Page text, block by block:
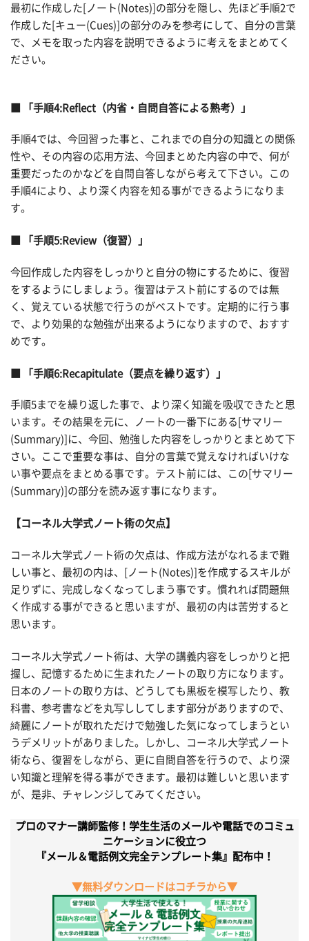
最初に作成した[ノート(Notes)]の部分を隠し、先ほど手順2で
作成した[キュー(Cues)]の部分のみを参考にして、自分の言葉
で、メモを取った内容を説明できるように考えをまとめてく
ださい。
■ 「手順4:Reflect（内省・自問自答による熟考）」
手順4では、今回習った事と、これまでの自分の知識との関係
性や、その内容の応用方法、今回まとめた内容の中で、何が
重要だったのかなどを自問自答しながら考えて下さい。この
手順4により、より深く内容を知る事ができるようになりま
す。
■ 「手順5:Review（復習）」
今回作成した内容をしっかりと自分の物にするために、復習
をするようにしましょう。復習はテスト前にするのでは無
く、覚えている状態で行うのがベストです。定期的に行う事
で、より効果的な勉強が出来るようになりますので、おすす
めです。
■ 「手順6:Recapitulate（要点を繰り返す）」
手順5までを繰り返した事で、より深く知識を吸収できたと思
います。その結果を元に、ノートの一番下にある[サマリー
(Summary)]に、今回、勉強した内容をしっかりとまとめて下
さい。ここで重要な事は、自分の言葉で覚えなければいけな
い事や要点をまとめる事です。テスト前には、この[サマリー
(Summary)]の部分を読み返す事になります。
【コーネル大学式ノート術の欠点】
コーネル大学式ノート術の欠点は、作成方法がなれるまで難
しい事と、最初の内は、[ノート(Notes)]を作成するスキルが
足りずに、完成しなくなってしまう事です。慣れれば問題無
く作成する事ができると思いますが、最初の内は苦労すると
思います。
コーネル大学式ノート術は、大学の講義内容をしっかりと把
握し、記憶するために生まれたノートの取り方になります。
日本のノートの取り方は、どうしても黒板を模写したり、教
科書、参考書などを丸写ししてします部分がありますので、
綺麗にノートが取れただけで勉強した気になってしまうとい
うデメリットがありました。しかし、コーネル大学式ノート
術なら、復習をしながら、更に自問自答を行うので、より深
い知識と理解を得る事ができます。最初は難しいと思います
が、是非、チャレンジしてみてください。
プロのマナー講師監修！学生生活のメールや電話でのコミュ
ニケーションに役立つ
『メール＆電話例文完全テンプレート集』配布中！
▼無料ダウンロードはコチラから▼